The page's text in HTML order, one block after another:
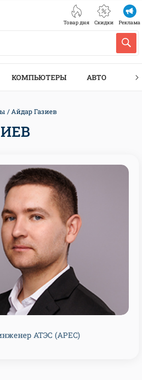
Товар дня Скидки Реклама
КОМПЬЮТЕРЫ АВТО
Айдар Газиев
АТЭС (APEC)